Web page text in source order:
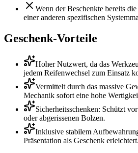
Wenn der Beschenkte bereits
einer anderen spezifischen
Geschenk-Vorteile
Hoher Nutzwert, da das
jedem Reifenwechsel zum Einsatz
Vermittelt durch das massive
Mechanik sofort eine hohe
Sicherheitsschenken: Schützt
oder abgerissenen Bolzen.
Inklusive stabilem
Präsentation als Geschenk erleichtert.